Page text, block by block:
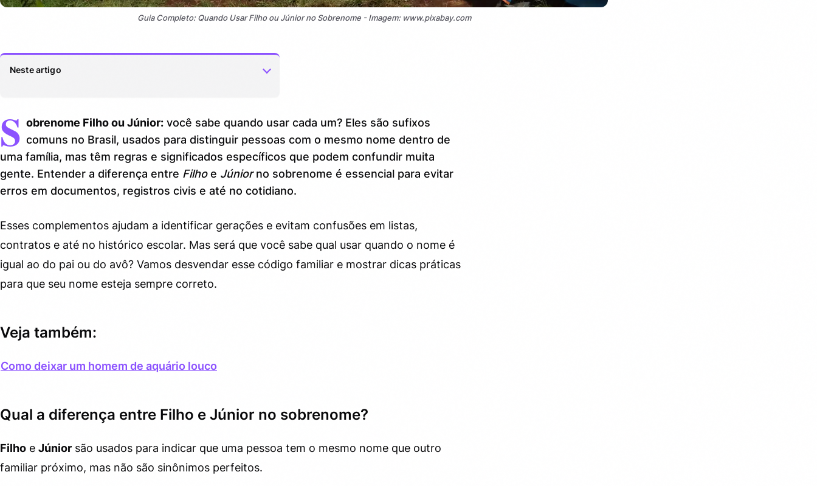
Guia Completo: Quando Usar Filho ou Júnior no Sobrenome - Imagem: www.pixabay.com
Neste artigo
2. Qual a diferença entre Filho e Júnior no sobrenome?
3. Quando usar Filho no sobrenome?
3.1. Dicas úteis para aplicar o sobrenome “Filho”
4.1. Curiosidades sobre “Júnior”
5.
Regras práticas para evitar erros no uso de Filho ou
Júnior
S obrenome Filho ou Júnior:você sabe quando usar cada um? Eles são sufixos
comuns no Brasil, usados para distinguir pessoas com o mesmo nome dentro de
uma família, mas têm regras e significados específicos que podem confundir muita
gente. Entender a diferença entre Filhoe Júniorno sobrenome é essencial para evitar
erros em documentos, registros civis e até no cotidiano.
Esses complementos ajudam a identificar gerações e evitam confusões em listas,
contratos e até no histórico escolar. Mas será que você sabe qual usar quando o nome é
igual ao do pai ou do avô? Vamos desvendar esse código familiar e mostrar dicas práticas
para que seu nome esteja sempre correto.
Veja também:
Como deixar um homem de aquário louco
Qual a diferença entre Filho e Júnior no sobrenome?
Filho e Júnior são usados para indicar que uma pessoa tem o mesmo nome que outro
familiar próximo, mas não são sinônimos perfeitos.